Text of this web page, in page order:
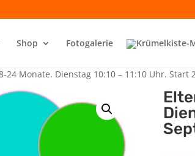
Shop Fotogalerie
24 Monate. Dienstag 10:10 – 11:10 Uhr. Start